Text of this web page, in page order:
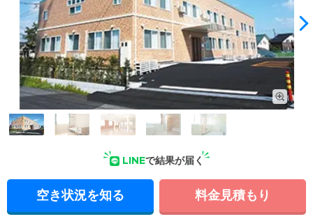
外観: 駐車場もついた二階建ての茶色の建物です。
LINEで結果が届く
空き状況を知る 料金見積もり